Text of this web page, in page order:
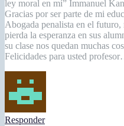
ley moral en mí” Immanuel
Gracias por ser parte de mi
Abogada penalista en el
pierda la esperanza en sus
su clase nos quedan muchas
Felicidades para usted
Responder